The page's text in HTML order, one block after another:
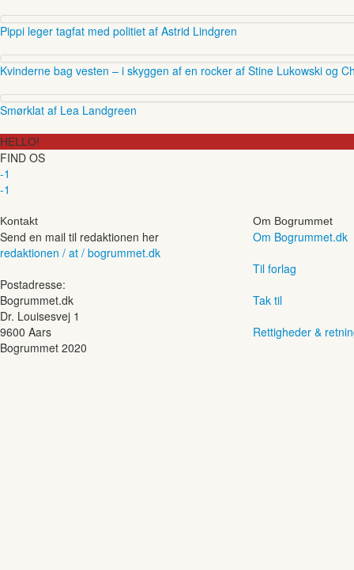
Pippi leger tagfat med politiet af Astrid Lindgren
Kvinderne bag vesten – i skyggen af en rocker af Stine Lukowski og
Smørklat af Lea Landgreen
HELLO!
FIND OS
-1
-1
Kontakt
Send en mail til redaktionen her
redaktionen / at / bogrummet.dk
Postadresse:
Bogrummet.dk
Dr. Louisesvej 1
9600 Aars
Om Bogrummet
Om Bogrummet.dk
Til forlag
Tak til
Rettigheder &
Bogrummet 2020